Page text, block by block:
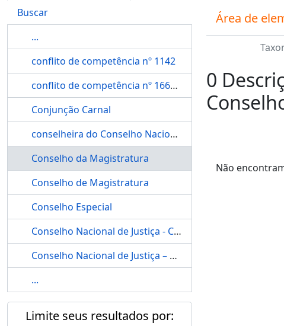
Buscar
...
conflito de competência nº 1142
conflito de competência nº 166696
Conjunção Carnal
conselheira do Conselho Nacional de Justiça – CNJ, Maria Tereza Uille
Conselho da Magistratura
Conselho de Magistratura
Conselho Especial
Conselho Nacional de Justiça - CNJ
Conselho Nacional de Justiça – CNJ
...
Limite seus resultados por:
Área de
0
Não